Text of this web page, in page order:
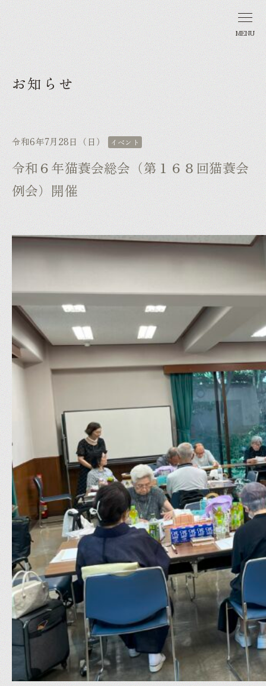
MENU
お知らせ
令和6年7月28日（日） イベント
令和６年猫蓑会総会（第１６８回猫蓑会
例会）開催